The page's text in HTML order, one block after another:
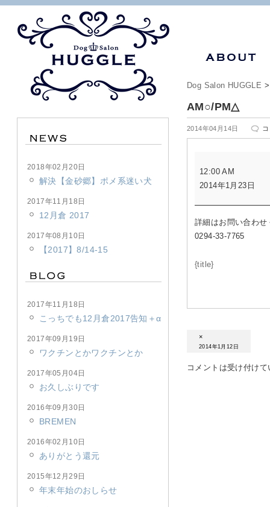
Dog Salon HUGGLE
AM○/PM△
2014年04月14日
は
12:00 AM
2014年1月23日
詳細はお問い合わせ
0294-33-7765
{title}
×
2014年1月12日
コメントは受け付け
2018年02月20日
解決【金砂郷】ポメ系迷い犬
2017年11月18日
12月倉 2017
2017年08月10日
【2017】8/14-15
2017年11月18日
こっちでも12月倉2017告知＋α
2017年09月19日
ワクチンとかワクチンとか
2017年05月04日
お久しぶりです
2016年09月30日
BREMEN
2016年02月10日
ありがとう還元
2015年12月29日
年末年始のおしらせ